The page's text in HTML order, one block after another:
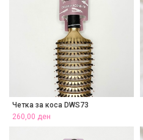
Четка за коса DWS73
260,00 ден